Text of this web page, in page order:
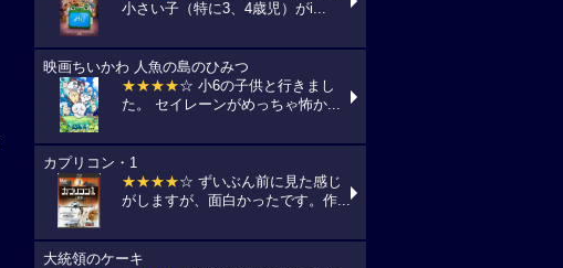
小さい子（特に3、4歳児）がi...
映画ちいかわ 人魚の島のひみつ
★★★★☆ 小6の子供と行きまし
た。 セイレーンがめっちゃ怖か...
カプリコン・1
★★★★☆ ずいぶん前に見た感じ
がしますが、面白かったです。作...
大統領のケーキ